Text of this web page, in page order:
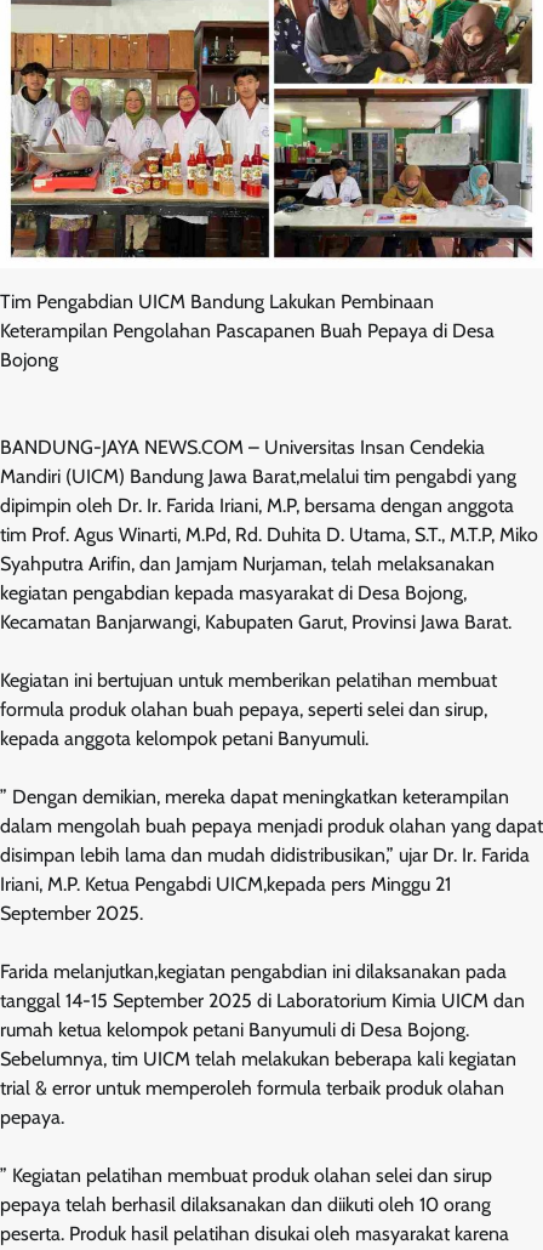
Tim Pengabdian UICM Bandung Lakukan Pembinaan
Keterampilan Pengolahan Pascapanen Buah Pepaya di Desa
Bojong
BANDUNG-JAYA NEWS.COM – Universitas Insan Cendekia
Mandiri (UICM) Bandung Jawa Barat,melalui tim pengabdi yang
dipimpin oleh Dr. Ir. Farida Iriani, M.P, bersama dengan anggota
tim Prof. Agus Winarti, M.Pd, Rd. Duhita D. Utama, S.T., M.T.P, Miko
Syahputra Arifin, dan Jamjam Nurjaman, telah melaksanakan
kegiatan pengabdian kepada masyarakat di Desa Bojong,
Kecamatan Banjarwangi, Kabupaten Garut, Provinsi Jawa Barat.
Kegiatan ini bertujuan untuk memberikan pelatihan membuat
formula produk olahan buah pepaya, seperti selei dan sirup,
kepada anggota kelompok petani Banyumuli.
” Dengan demikian, mereka dapat meningkatkan keterampilan
dalam mengolah buah pepaya menjadi produk olahan yang dapat
disimpan lebih lama dan mudah didistribusikan,” ujar Dr. Ir. Farida
Iriani, M.P. Ketua Pengabdi UICM,kepada pers Minggu 21
September 2025.
Farida melanjutkan,kegiatan pengabdian ini dilaksanakan pada
tanggal 14-15 September 2025 di Laboratorium Kimia UICM dan
rumah ketua kelompok petani Banyumuli di Desa Bojong.
Sebelumnya, tim UICM telah melakukan beberapa kali kegiatan
trial & error untuk memperoleh formula terbaik produk olahan
pepaya.
” Kegiatan pelatihan membuat produk olahan selei dan sirup
pepaya telah berhasil dilaksanakan dan diikuti oleh 10 orang
peserta. Produk hasil pelatihan disukai oleh masyarakat karena